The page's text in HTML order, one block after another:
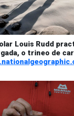
Louis Rudd
o trineo de